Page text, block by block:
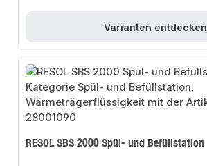
Varianten entdecken
RESOL SBS 2000 Spül- und Befüllstation